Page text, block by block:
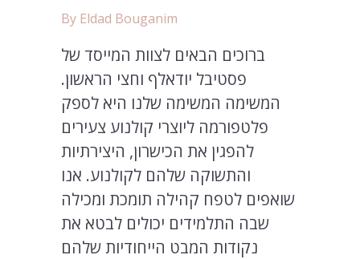
By Eldad Bouganim
ברוכים הבאים לצוות המייסד של
פסטיבל יודאלף וחצי הראשון.
המשימה המשימה שלנו היא לספק
פלטפורמה ליוצרי קולנוע צעירים
להפגין את הכישרון, היצירתיות
והתשוקה שלהם לקולנוע. אנו
שואפים לטפח קהילה תומכת ומכילה
שבה התלמידים יכולים לבטא את
נקודות המבט הייחודיות שלהם